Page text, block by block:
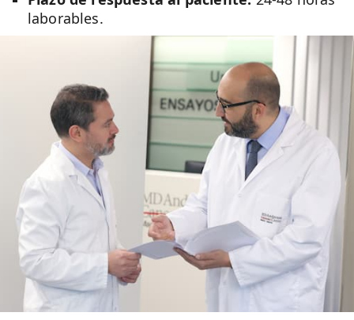
laborables.